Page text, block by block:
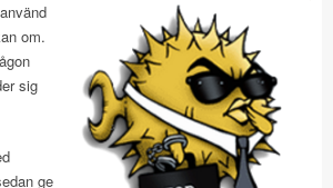
om.
sig
ge